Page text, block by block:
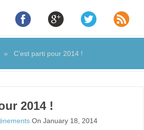
C’est parti pour 2014 !
2014 !
On January 18, 2014